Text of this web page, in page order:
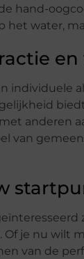
hand-
het water,
individuele
anderen
van
je nu wilt
van de